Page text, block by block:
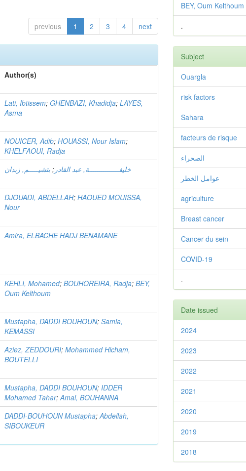
previous 1 2 3 4 next
Author(s)
Lati, Ibtissem; GHENBAZI, Khadidja;LAYES,
Asma
NOUICER, Adib;HOUASSI, Nour Islam;
KHELFAOUI, Radja
خليفـــــــــــــــة, عبد القادر ; بتشيـــــم, زيدان
DJOUADI, ABDELLAH;HAOUED MOUISSA,
Nour
Amira, ELBACHE HADJ BENAMANE
KEHLI, Mohamed;BOUHOREIRA, Radja;BEY,
Oum Kelthoum
Mustapha, DADDI BOUHOUN;Samia,
KEMASSI
Aziez, ZEDDOURI;Mohammed Hicham,
BOUTELLI
Mustapha, DADDI BOUHOUN;IDDER
Mohamed Tahar;Amal, BOUHANNA
DADDI-BOUHOUN Mustapha;Abdellah,
SIBOUKEUR
BEY, Oum Kelthoum
.
Subject
Ouargla
risk factors
Sahara
facteurs de risque
الصحراء
عوامل الخطر
agriculture
Breast cancer
Cancer du sein
COVID-19
.
Date issued
2024
2023
2022
2021
2020
2019
2018